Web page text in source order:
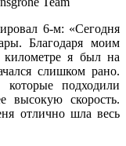
6-м: «Сегодня
Благодаря моим
я был на
слишком рано.
подходили
высокую скорость.
отлично шла весь